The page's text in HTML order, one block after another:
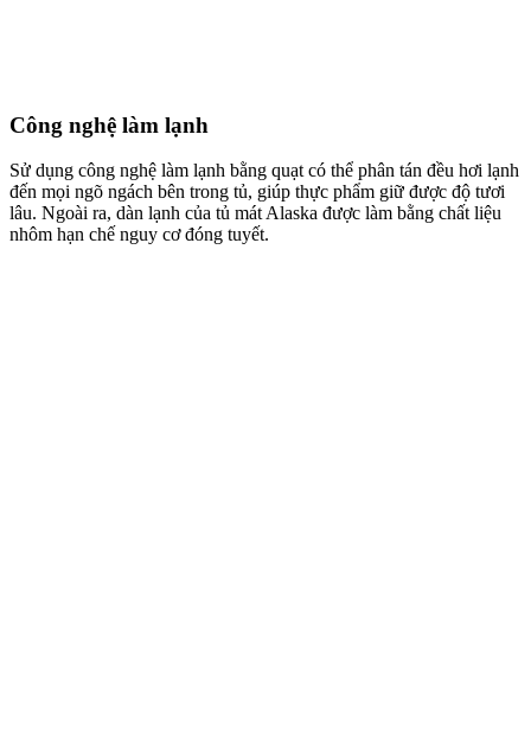
Công nghệ làm lạnh
Sử dụng công nghệ làm lạnh bằng quạt có thể phân tán đều hơi lạnh
đến mọi ngõ ngách bên trong tủ, giúp thực phẩm giữ được độ tươi
lâu. Ngoài ra, dàn lạnh của tủ mát Alaska được làm bằng chất liệu
nhôm hạn chế nguy cơ đóng tuyết.